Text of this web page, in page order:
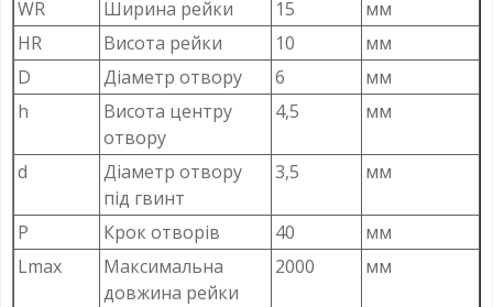
WR Ширина рейки 15
мм
HR
Висота рейки 10
мм
D
Діаметр отвору 6
мм
h
Висота центру
отвору
4,5 мм
d
Діаметр отвору
під гвинт
3,5 мм
P Крок отворів 40
мм
Lmax
Максимальна
довжина рейки
2000 мм